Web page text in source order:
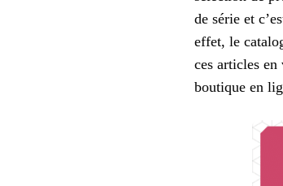
de série et
effet, le
ces articles
boutique en